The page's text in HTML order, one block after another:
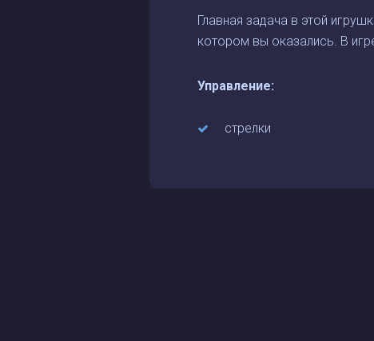
Главная задача в этой
котором вы оказались. В
Управление:
стрелки